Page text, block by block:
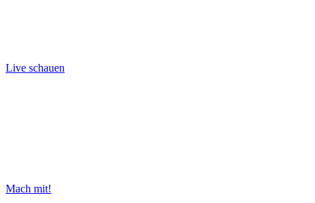
Live schauen
Mach mit!